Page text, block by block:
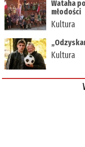
Wataha
młodości
Kultura
Kultura